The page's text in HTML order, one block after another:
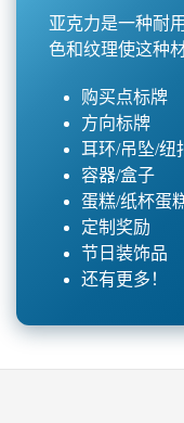
亚克力是一种耐
色和纹理使这种
购买点标牌
方向标牌
耳环/吊坠/纽
容器/盒子
蛋糕/纸杯蛋
定制奖励
节日装饰品
还有更多！